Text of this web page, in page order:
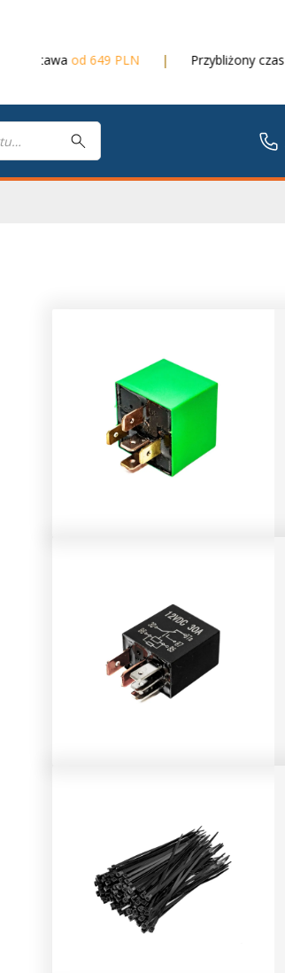
od 649 PLN Przybliżony czas dostawy
robocze LED
przednie LED
Lampy obrysowe i